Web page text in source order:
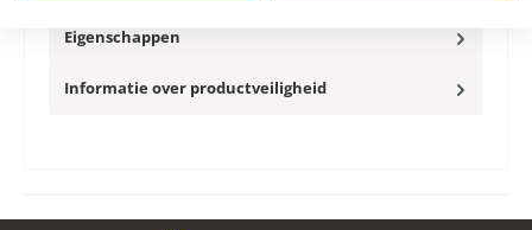
Eigenschappen
Informatie over productveiligheid